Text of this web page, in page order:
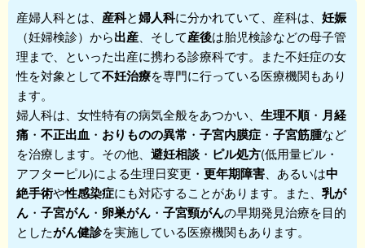
産婦人科とは、 産科と婦人科に分かれていて、産科は、 妊娠
（妊婦検診）から出産 、そして産後は胎児検診などの母子管
理まで、といった出産に携わる診療科です。また不妊症の女
性を対象として不妊治療を専門に行っている医療機関もあり
ます。
婦人科は、女性特有の病気全般をあつかい、 生理不順・ 月経
痛 ・ 不正出血 ・ おりものの異常 ・ 子宮内膜症 ・ 子宮筋腫など
を治療します。その他、 避妊相談 ・ ピル処方(低用量ピル・
アフターピル)による生理日変更・ 更年期障害 、あるいは中
絶手術や性感染症にも対応することがあります。また、 乳が
ん ・ 子宮がん ・ 卵巣がん ・ 子宮頸がんの早期発見治療を目的
としたがん健診を実施している医療機関もあります。